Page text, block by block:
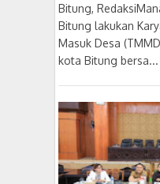
Bitung,
Bitung lakukan
Masuk Desa
kota Bitung bersa...